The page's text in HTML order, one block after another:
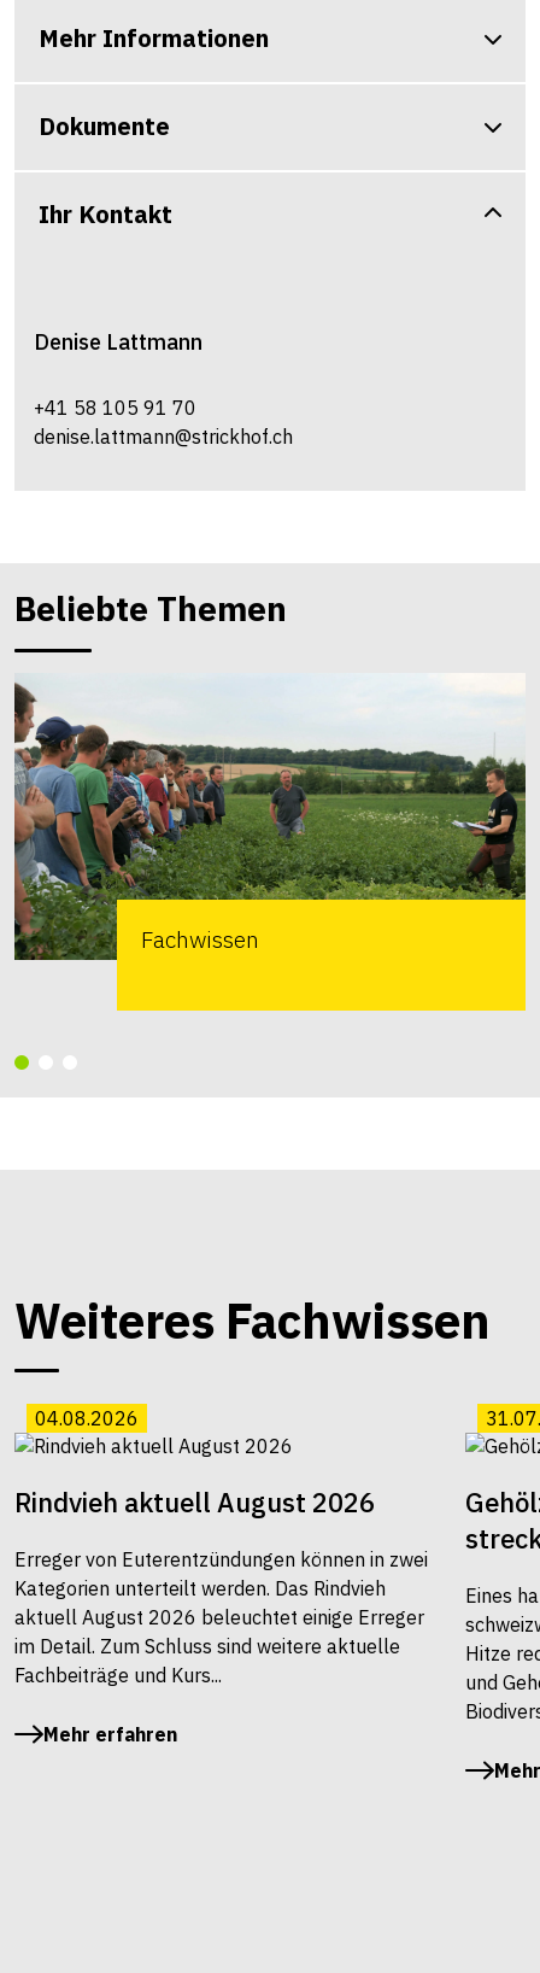
Mehr Informationen
Dokumente
Ihr Kontakt
Denise Lattmann
+41 58 105 91 70
denise.lattmann@strickhof.ch
Beliebte Themen
Fachwissen
Weiteres Fachwissen
04.08.2026
Rindvieh aktuell August 2026
Erreger von Euterentzündungen können in zwei
Kategorien unterteilt werden. Das Rindvieh
aktuell August 2026 beleuchtet einige Erreger
im Detail. Zum Schluss sind weitere aktuelle
Fachbeiträge und Kurs...
Mehr erfahren
Eines
Hitze
und